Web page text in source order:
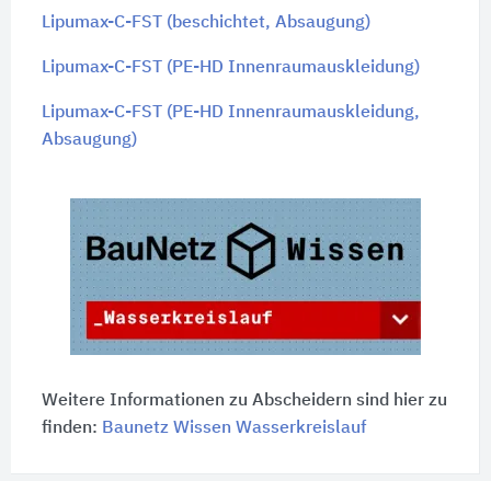
Lipumax-C-FST (beschichtet, Absaugung)
Lipumax-C-FST (PE-HD Innenraumauskleidung)
Lipumax-C-FST (PE-HD Innenraumauskleidung,
Absaugung)
Weitere Informationen zu Abscheidern sind hier zu
finden: Baunetz Wissen Wasserkreislauf